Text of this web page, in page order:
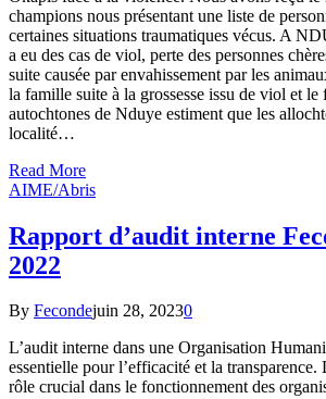
champions nous présentant une liste de
certaines situations traumatiques vécus. A
a eu des cas de viol, perte des personnes
suite causée par envahissement par les
la famille suite à la grossesse issu de viol et le
autochtones de Nduye estiment que les
localité…
Read More
AIME/Abris
Rapport d’audit interne
2022
By Fecondejuin 28, 20230
L’audit interne dans une Organisation
essentielle pour l’efficacité et la transparence.
rôle crucial dans le fonctionnement des